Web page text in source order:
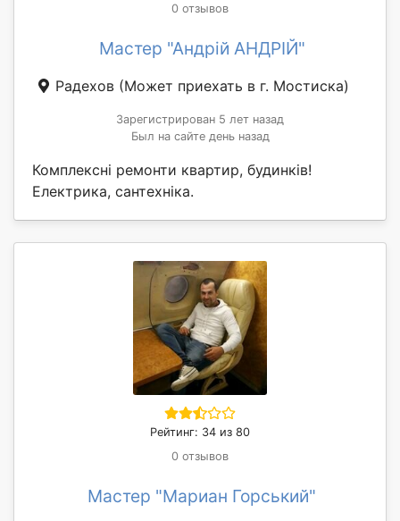
0 отзывов
Мастер "Андрій АНДРІЙ"
Радехов (Может приехать в г. Мостиска)
Зарегистрирован 5 лет назад
Был на сайте день назад
Комплексні ремонти квартир, будинків!
Електрика, сантехніка.
Рейтинг: 34 из 80
0 отзывов
Мастер "Мариан Горський"